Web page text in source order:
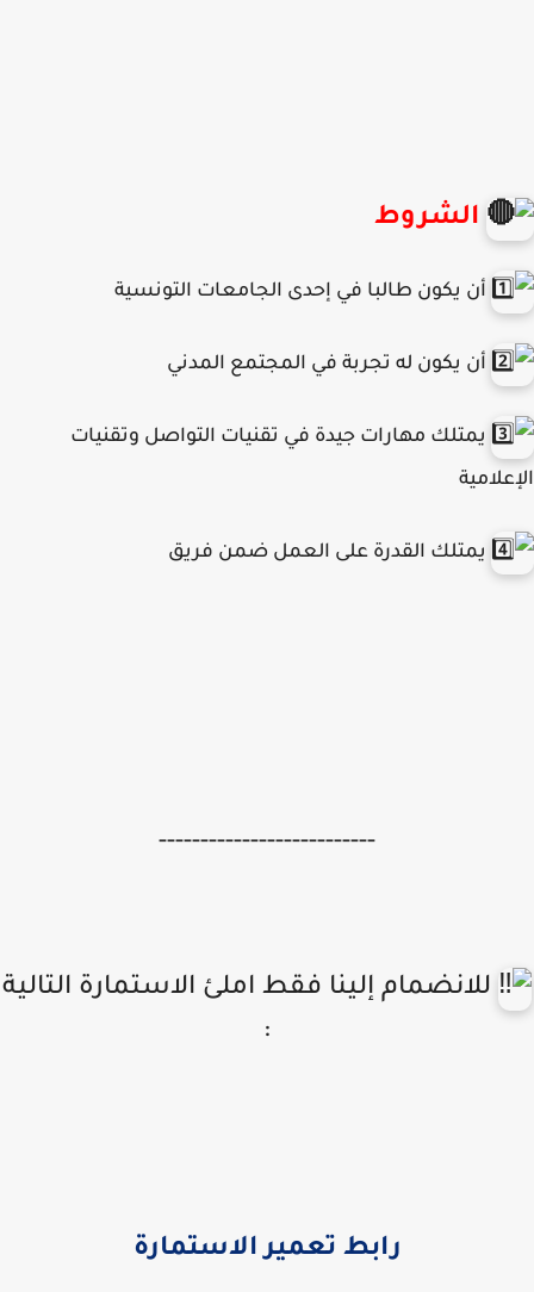
الشروط
أن يكون طالبا في إحدى الجامعات التونسية
أن يكون له تجربة في المجتمع المدني
يمتلك مهارات جيدة في تقنيات التواصل وتقنيات
يمتلك القدرة على العمل ضمن فريق
--------------------------
للانضمام إلينا فقط املئ الاستمارة التالية
رابط تعمير الاستمارة